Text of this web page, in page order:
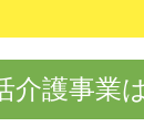
手づくり工房
法人概要
介護事業